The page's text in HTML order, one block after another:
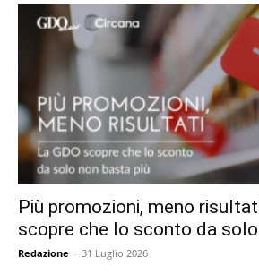
Più promozioni, meno
scopre che lo sconto da
Redazione - 31 Luglio 2026